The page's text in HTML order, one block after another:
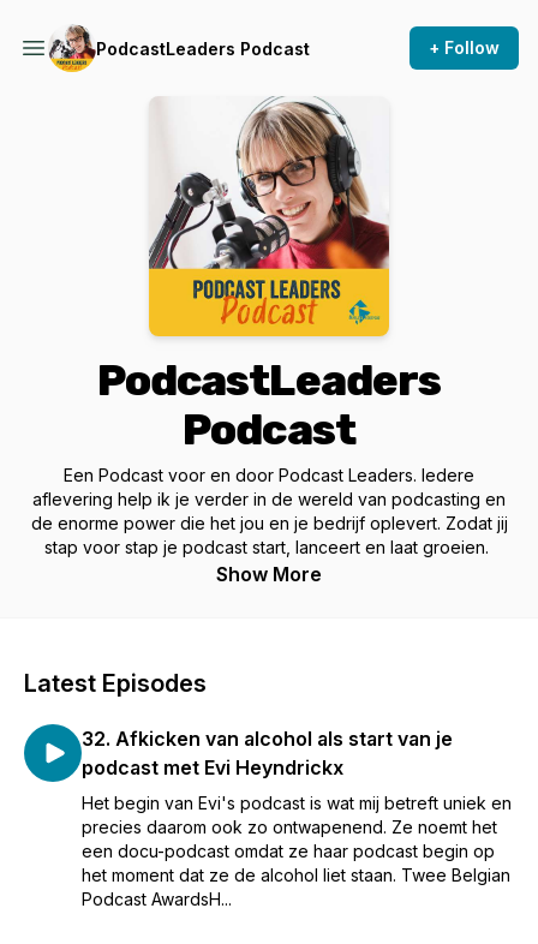
PodcastLeaders Podcast + Follow
PodcastLeaders
Podcast
Een Podcast voor en door Podcast Leaders. Iedere
aflevering help ik je verder in de wereld van podcasting en
de enorme power die het jou en je bedrijf oplevert. Zodat jij
stap voor stap je podcast start, lanceert en laat groeien.
Show More
Latest Episodes
32. Afkicken van alcohol als start van je
podcast met Evi Heyndrickx
Het begin van Evi's podcast is wat mij betreft uniek en
precies daarom ook zo ontwapenend. Ze noemt het
een docu-podcast omdat ze haar podcast begin op
het moment dat ze de alcohol liet staan. Twee Belgian
Podcast AwardsH...